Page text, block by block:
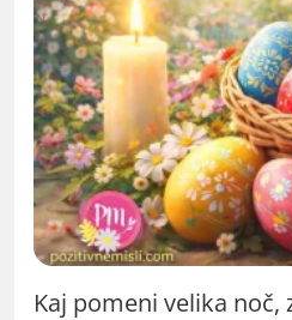
Kaj pomeni velika noč,